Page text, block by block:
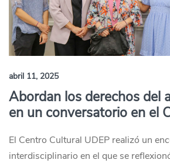
abril 11, 2025
Abordan los derechos del
en un conversatorio en el
El Centro Cultural UDEP realizó un
interdisciplinario en el que se